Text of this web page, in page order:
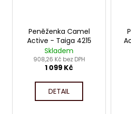
Peněženka Camel
Active - Taiga 4215
Skladem
908,26 Kč bez DPH
1 099 Kč
DETAIL